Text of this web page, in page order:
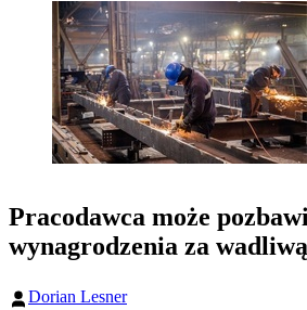
Pracodawca może
wynagrodzenia za
Dorian Lesner